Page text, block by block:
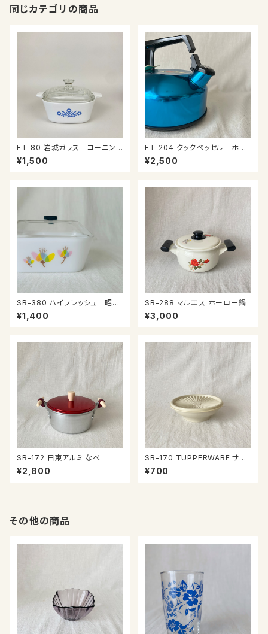
同じカテゴリの商品
ET-80 岩城ガラス コーニング
社 小さなキャセロール
¥1,500
ET-204 クックベッセル ホル
ンケトル２ℓ
¥2,500
SR-380 ハイフレッシュ 昭和
のプラケース
¥1,400
SR-288 マルエス ホーロー鍋
¥3,000
SR-172 日東アルミ なべ
¥2,800
SR-170 TUPPERWARE サラ
ダボウル
¥700
その他の商品